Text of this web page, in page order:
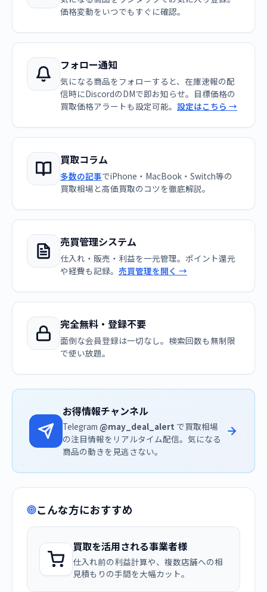
価格変動をいつでもすぐに確認。
フォロー通知
気になる商品をフォローすると、在庫速報の配
信時にDiscordのDMで即お知らせ。目標価格の
買取価格アラートも設定可能。 設定はこちら →
買取コラム
多数の記事でiPhone・MacBook・Switch等の
買取相場と高価買取のコツを徹底解説。
売買管理システム
仕入れ・販売・利益を一元管理。ポイント還元
や経費も記録。 売買管理を開く →
完全無料・登録不要
面倒な会員登録は一切なし。検索回数も無制限
で使い放題。
お得情報チャンネル
Telegram @may_deal_alert で買取相場
の注目情報をリアルタイム配信。気になる
商品の動きを見逃さない。
こんな方におすすめ
買取を活用される事業者様
仕入れ前の利益計算や、複数店舗への相
見積もりの手間を大幅カット。